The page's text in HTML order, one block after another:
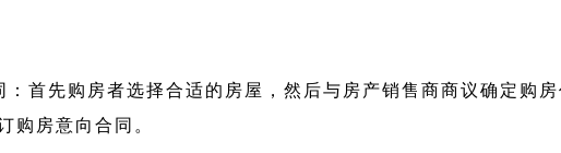
首先购房者选择合适的房屋，然后与房产销售商商议确定购
购房意向合同。